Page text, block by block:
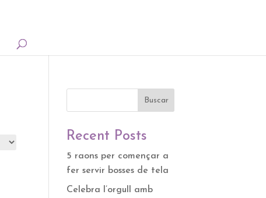
Buscar
Recent Posts
5 raons per començar a
fer servir bosses de tela
Celebra l’orgull amb